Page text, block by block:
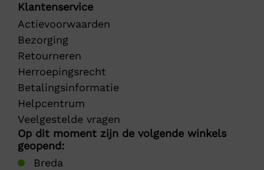
Klantenservice
Actievoorwaarden
Bezorging
Retourneren
Herroepingsrecht
Betalingsinformatie
Helpcentrum
Veelgestelde vragen
Op dit moment zijn de volgende winkels
geopend:
Breda